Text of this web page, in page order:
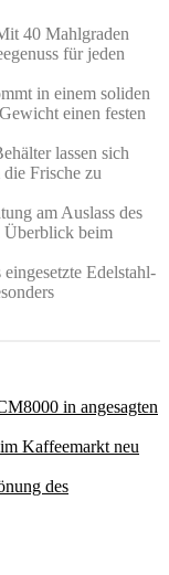
40 Mahlgraden
für jeden
in einem soliden
einen festen
lassen sich
Frische zu
am Auslass des
Überblick beim
Edelstahl-
in angesagten
Kaffeemarkt neu
des